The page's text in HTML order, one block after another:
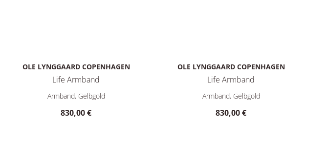
A3046-501, Preis: 1.900,00 €
OLE LYNGGAARD COPENHAGEN
Life Armband
Ole Lynggaard Copenhagen Life Armband, Ref: A3040-410, Preis: 830,00 €
Armband, Gelbgold
830,00 €
OLE LYNGGAARD COPENHAGEN
Life Armband
Ole Lynggaard Copenhagen Life Armband,
Armband, Gelbgold
830,00 €